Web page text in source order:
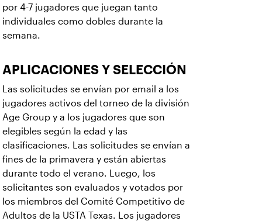
por 4-7 jugadores que juegan tanto
individuales como dobles durante la
semana.
APLICACIONES Y SELECCIÓN
Las solicitudes se envían por email a los
jugadores activos del torneo de la división
Age Group y a los jugadores que son
elegibles según la edad y las
clasificaciones. Las solicitudes se envían a
fines de la primavera y están abiertas
durante todo el verano. Luego, los
solicitantes son evaluados y votados por
los miembros del Comité Competitivo de
Adultos de la USTA Texas. Los jugadores